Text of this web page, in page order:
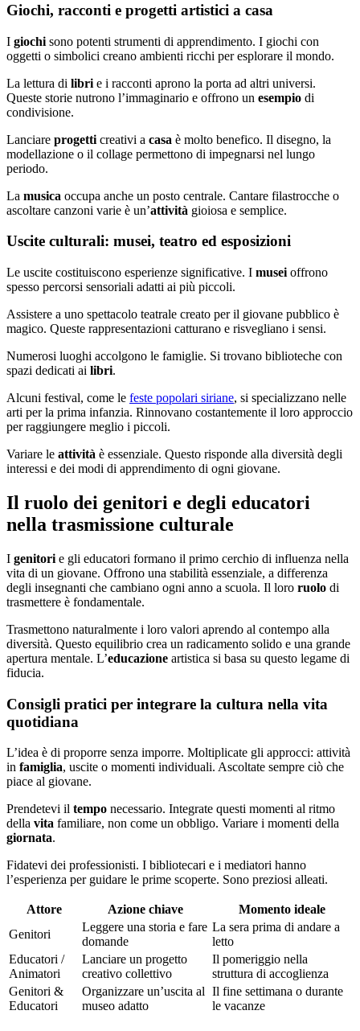
Giochi, racconti e progetti artistici a casa
I giochi sono potenti strumenti di apprendimento. I giochi con
oggetti o simbolici creano ambienti ricchi per esplorare il mondo.
La lettura di libri e i racconti aprono la porta ad altri universi.
Queste storie nutrono l’immaginario e offrono un esempio di
condivisione.
Lanciare progetti creativi a casa è molto benefico. Il disegno, la
modellazione o il collage permettono di impegnarsi nel lungo
periodo.
La musica occupa anche un posto centrale. Cantare filastrocche o
ascoltare canzoni varie è un’attività gioiosa e semplice.
Uscite culturali: musei, teatro ed esposizioni
Le uscite costituiscono esperienze significative. I musei offrono
spesso percorsi sensoriali adatti ai più piccoli.
Assistere a uno spettacolo teatrale creato per il giovane pubblico è
magico. Queste rappresentazioni catturano e risvegliano i sensi.
Numerosi luoghi accolgono le famiglie. Si trovano biblioteche con
spazi dedicati ai libri.
Alcuni festival, come le feste popolari siriane, si specializzano nelle
arti per la prima infanzia. Rinnovano costantemente il loro approccio
per raggiungere meglio i piccoli.
Variare le attività è essenziale. Questo risponde alla diversità degli
interessi e dei modi di apprendimento di ogni giovane.
Il ruolo dei genitori e degli educatori
nella trasmissione culturale
I genitori e gli educatori formano il primo cerchio di influenza nella
vita di un giovane. Offrono una stabilità essenziale, a differenza
degli insegnanti che cambiano ogni anno a scuola. Il loro ruolo di
trasmettere è fondamentale.
Trasmettono naturalmente i loro valori aprendo al contempo alla
diversità. Questo equilibrio crea un radicamento solido e una grande
apertura mentale. L’educazione artistica si basa su questo legame di
fiducia.
Consigli pratici per integrare la cultura nella vita
quotidiana
L’idea è di proporre senza imporre. Moltiplicate gli approcci: attività
in famiglia, uscite o momenti individuali. Ascoltate sempre ciò che
piace al giovane.
Prendetevi il tempo necessario. Integrate questi momenti al ritmo
della vita familiare, non come un obbligo. Variare i momenti della
giornata.
Fidatevi dei professionisti. I bibliotecari e i mediatori hanno
l’esperienza per guidare le prime scoperte. Sono preziosi alleati.
Attore Azione chiave
Momento ideale
Genitori
Leggere una storia e fare
domande
La sera prima di andare a
letto
Educatori /
Animatori
Lanciare un progetto
creativo collettivo
Il pomeriggio nella
struttura di accoglienza
Genitori &
Educatori
Organizzare un’uscita al
museo adatto
Il fine settimana o durante
le vacanze